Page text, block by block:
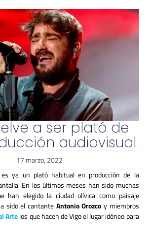
a ser plató de
audiovisual
17 marzo, 2022
ya un plató habitual en producción de la
En los últimos meses han sido muchas
han elegido la ciudad olívica como paisaje
sido el cantante Antonio Orozco y miembros
Artelos que hacen de Vigo el lugar idóneo para